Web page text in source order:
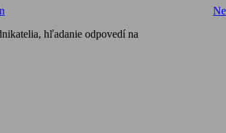
hľadanie odpovedí na